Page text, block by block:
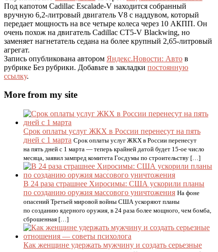
Под капотом Cadillac Escalade-V находится собранный
вручную 6,2-литровый двигатель V8 с наддувом, который
передает мощность на все четыре колеса через 10 АКПП. Он
очень похож на двигатель Cadillac CT5-V Blackwing, но
заменяет нагнетатель седана на более крупный 2,65-литровый
агрегат.
Запись опубликована автором Яндекс.Новости: Авто в
рубрике Без рубрики. Добавьте в закладки постоянную
ссылку.
More from my site
Срок оплаты услуг ЖКХ в России перенесут на пять
дней с 1 марта Срок оплаты услуг ЖКХ в России перенесут
на пять дней с 1 марта — теперь крайней датой будет 15-ое число
месяца, заявил зампред комитета Госдумы по строительству […]
В 24 раза страшнее Хиросимы: США ускорили планы
по созданию оружия массового уничтожения На фоне
опасений Третьей мировой войны США ускоряют планы
по созданию ядерного оружия, в 24 раза более мощного, чем бомба,
сброшенная […]
Как женщине удержать мужчину и создать серьезные